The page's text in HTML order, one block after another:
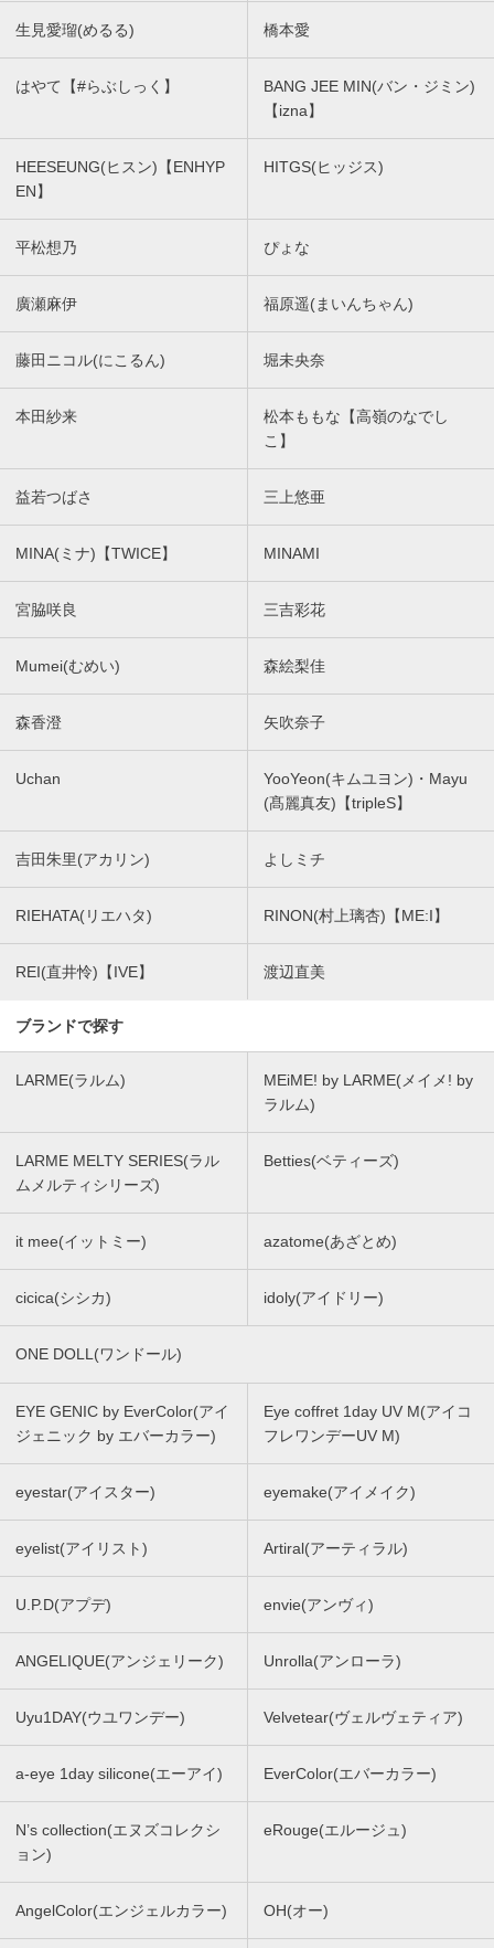
生見愛瑠(めるる) 橋本愛
はやて【#らぶしっく】
BANG JEE MIN(バン・ジミン)
【izna】
HEESEUNG(ヒスン)【ENHYP
EN】
HITGS(ヒッジス)
平松想乃 ぴょな
廣瀬麻伊 福原遥(まいんちゃん)
藤田ニコル(にこるん) 堀未央奈
本田紗来
松本ももな【高嶺のなでし
こ】
益若つばさ 三上悠亜
MINA(ミナ)【TWICE】 MINAMI
宮脇咲良 三吉彩花
Mumei(むめい) 森絵梨佳
森香澄 矢吹奈子
Uchan
YooYeon(キムユヨン)・Mayu
(髙麗真友)【tripleS】
吉田朱里(アカリン) よしミチ
RIEHATA(リエハタ) RINON(村上璃杏)【ME:I】
REI(直井怜)【IVE】 渡辺直美
ブランドで探す
LARME(ラルム)
MEiME! by LARME(メイメ! by
ラルム)
LARME MELTY SERIES(ラル
ムメルティシリーズ)
Betties(ベティーズ)
it mee(イットミー) azatome(あざとめ)
cicica(シシカ) idoly(アイドリー)
ONE DOLL(ワンドール)
EYE GENIC by EverColor(アイ
ジェニック by エバーカラー)
Eye coffret 1day UV M(アイコ
フレワンデーUV M)
eyestar(アイスター) eyemake(アイメイク)
eyelist(アイリスト) Artiral(アーティラル)
U.P.D(アプデ) envie(アンヴィ)
ANGELIQUE(アンジェリーク) Unrolla(アンローラ)
Uyu1DAY(ウユワンデー) Velvetear(ヴェルヴェティア)
a-eye 1day silicone(エーアイ) EverColor(エバーカラー)
N’s collection(エヌズコレクシ
ョン)
eRouge(エルージュ)
AngelColor(エンジェルカラー) OH(オー)